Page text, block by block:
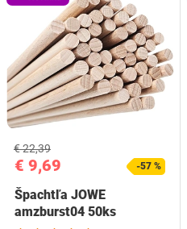
€ 9,69
€ 22,39
-57 %
Špachtľa JOWE
amzburst04 50ks